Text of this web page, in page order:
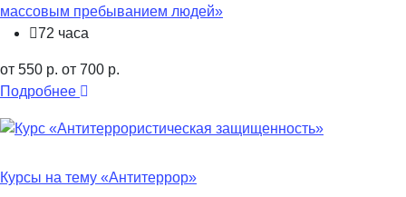
массовым пребыванием людей»
72 часа
от 550 р. от 700 р.
Подробнее
Курсы на тему «Антитеррор»